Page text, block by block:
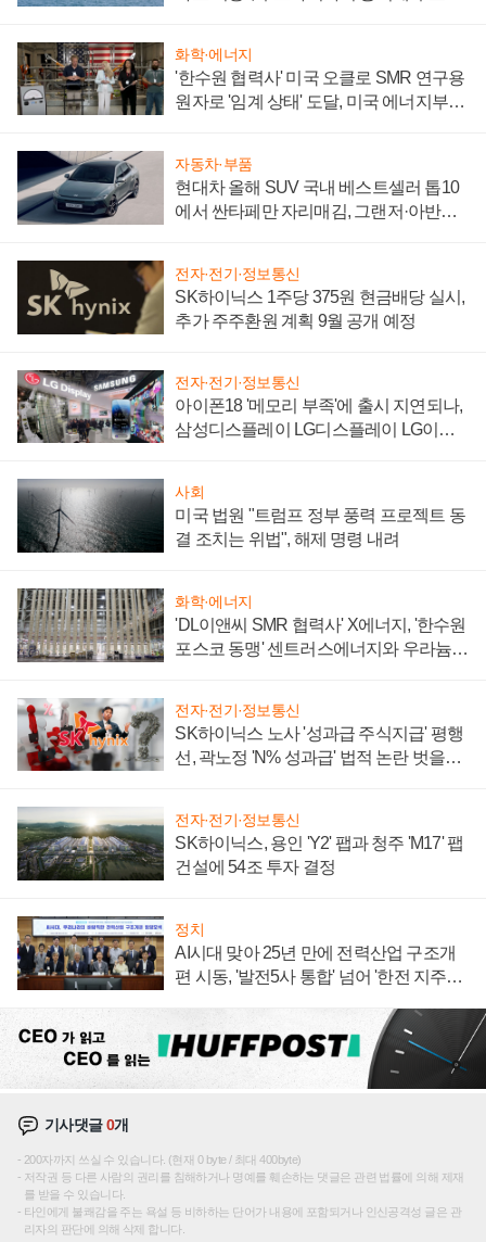
화학·에너지
'한수원 협력사' 미국 오클로 SMR 연구용
원자로 '임계 상태' 도달, 미국 에너지부
자동차·부품
현대차 올해 SUV 국내 베스트셀러 톱10
에서 싼타페만 자리매김, 그랜저·아반떼
전자·전기·정보통신
SK하이닉스 1주당 375원 현금배당 실시,
추가 주주환원 계획 9월 공개 예정
전자·전기·정보통신
아이폰18 '메모리 부족'에 출시 지연되나,
삼성디스플레이 LG디스플레이 LG이노
사회
미국 법원 "트럼프 정부 풍력 프로젝트 동
결 조치는 위법", 해제 명령 내려
화학·에너지
'DL이앤씨 SMR 협력사' X에너지, '한수원
포스코 동맹' 센트러스에너지와 우라늄
전자·전기·정보통신
SK하이닉스 노사 '성과급 주식지급' 평행
선, 곽노정 'N% 성과급' 법적 논란 벗을지
전자·전기·정보통신
SK하이닉스, 용인 'Y2' 팹과 청주 'M17' 팹
건설에 54조 투자 결정
정치
AI시대 맞아 25년 만에 전력산업 구조개
편 시동, '발전5사 통합' 넘어 '한전 지주사'
기사댓글0개
200자까지 쓰실 수 있습니다. (현재 0 byte / 최대 400byte)
저작권 등 다른 사람의 권리를 침해하거나 명예를 훼손하는 댓글은 관련 법률에 의해 제재
를 받을 수 있습니다.
타인에게 불쾌감을 주는 욕설 등 비하하는 단어가 내용에 포함되거나 인신공격성 글은 관
리자의 판단에 의해 삭제 합니다.